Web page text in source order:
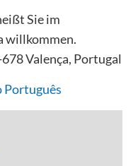
Sie im
willkommen.
Valença, Portugal
Português